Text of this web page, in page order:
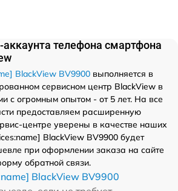
аккаунта телефона смартфона
BlackView BV9900 выполняется в
сервисном центр BlackView в
с огромным опытом - от 5 лет. На все
предоставляем расширенную
центре уверены в качестве наших
BlackView BV9900 будет
при оформлении заказа на сайте
обратной связи.
BlackView BV9900